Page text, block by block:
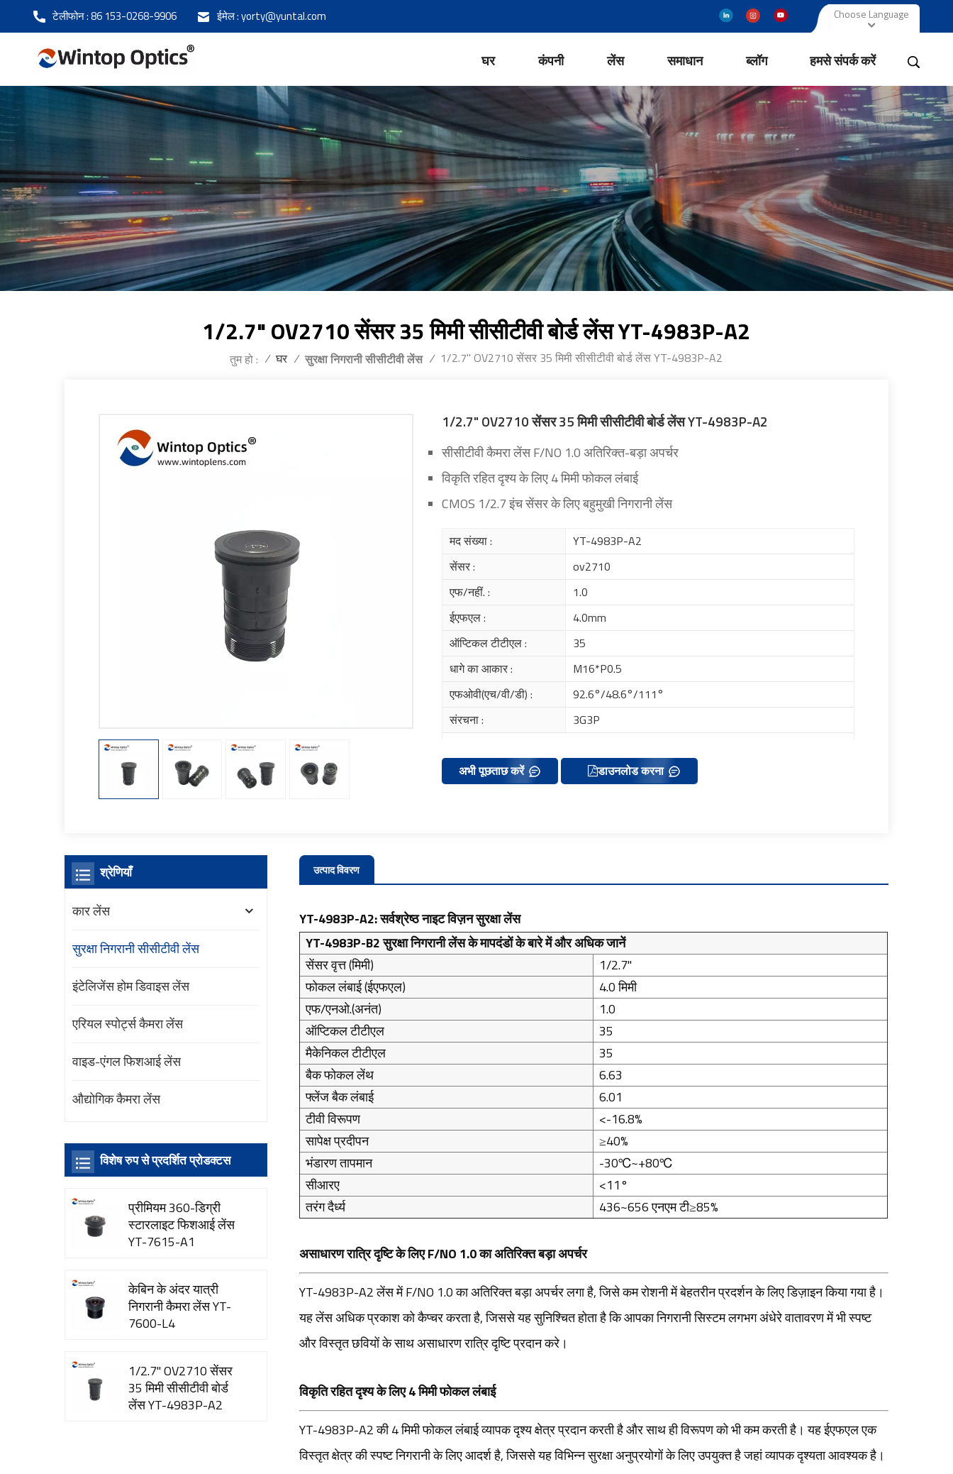
टेलीफोन :86 153-0268-9906 ईमेल :yorty@yuntal.com Choose Language
घर कंपनी लेंस समाधान ब्लॉग हमसे संपर्क करें
1/2.7" OV2710 सेंसर 35 मिमी सीसीटीवी बोर्ड लेंस YT-4983P-A2
तुम हो : / घर / सुरक्षा निगरानी सीसीटीवी लेंस / 1/2.7" OV2710 सेंसर 35 मिमी सीसीटीवी बोर्ड लेंस YT-4983P-A2
1/2.7" OV2710 सेंसर 35 मिमी सीसीटीवी बोर्ड लेंस YT-4983P-A2
सीसीटीवी कैमरा लेंस F/NO 1.0 अतिरिक्त-बड़ा अपर्चर
विकृति रहित दृश्य के लिए 4 मिमी फोकल लंबाई
CMOS 1/2.7 इंच सेंसर के लिए बहुमुखी निगरानी लेंस
मद संख्या :
YT-4983P-A2
सेंसर :
ov2710
एफ/नहीं. :
1.0
ईएफएल :
4.0mm
ऑप्टिकल टीटीएल :
35
धागे का आकार :
M16*P0.5
एफओवी(एच/वी/डी) :
92.6°/48.6°/111°
संरचना :
3G3P
अभी पूछताछ करें डाउनलोड करना
उत्पाद विवरण
YT-4983P-A2: सर्वश्रेष्ठ नाइट विज़न सुरक्षा लेंस
YT-4983P-B2 सुरक्षा निगरानी लेंस के मापदंडों के बारे में और अधिक जानें
सेंसर वृत्त (मिमी)
1/2.7''
फोकल लंबाई (ईएफएल)
4.0 मिमी
एफ/एनओ.(अनंत)
1.0
ऑप्टिकल टीटीएल
35
मैकेनिकल टीटीएल
35
बैक फोकल लेंथ
6.63
फ्लेंज बैक लंबाई
6.01
टीवी विरूपण
<-16.8%
सापेक्ष प्रदीपन
≥40%
भंडारण तापमान
-30℃~+80℃
सीआरए
<11°
तरंग दैर्ध्य
436~656 एनएम टी≥85%
असाधारण रात्रि दृष्टि के लिए F/NO 1.0 का अतिरिक्त बड़ा अपर्चर
YT-4983P-A2 लेंस में F/NO 1.0 का अतिरिक्त बड़ा अपर्चर लगा है, जिसे कम रोशनी में बेहतरीन प्रदर्शन के लिए डिज़ाइन किया गया है।
यह लेंस अधिक प्रकाश को कैप्चर करता है, जिससे यह सुनिश्चित होता है कि आपका निगरानी सिस्टम लगभग अंधेरे वातावरण में भी स्पष्ट
और विस्तृत छवियों के साथ असाधारण रात्रि दृष्टि प्रदान करे।
विकृति रहित दृश्य के लिए 4 मिमी फोकल लंबाई
YT-4983P-A2 की 4 मिमी फोकल लंबाई व्यापक दृश्य क्षेत्र प्रदान करती है और साथ ही विरूपण को भी कम करती है। यह ईएफएल एक
विस्तृत क्षेत्र की स्पष्ट निगरानी के लिए आदर्श है, जिससे यह विभिन्न सुरक्षा अनुप्रयोगों के लिए उपयुक्त है जहां व्यापक दृश्यता आवश्यक है।
श्रेणियाँ
कार लेंस
सुरक्षा निगरानी सीसीटीवी लेंस
इंटेलिजेंस होम डिवाइस लेंस
एरियल स्पोर्ट्स कैमरा लेंस
वाइड-एंगल फिशआई लेंस
औद्योगिक कैमरा लेंस
विशेष रुप से प्रदर्शित प्रोडक्टस
प्रीमियम 360-डिग्री
स्टारलाइट फिशआई लेंस
YT-7615-A1
केबिन के अंदर यात्री
निगरानी कैमरा लेंस YT-
7600-L4
1/2.7" OV2710 सेंसर
35 मिमी सीसीटीवी बोर्ड
लेंस YT-4983P-A2